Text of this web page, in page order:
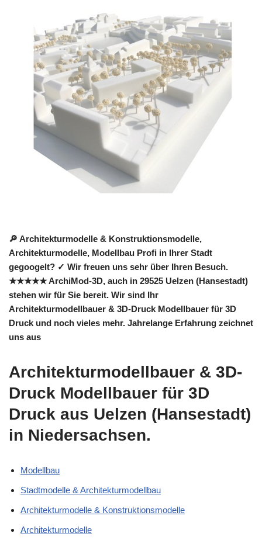
🔎 Architekturmodelle & Konstruktionsmodelle,
Architekturmodelle, Modellbau Profi in Ihrer Stadt
gegoogelt? ✓ Wir freuen uns sehr über Ihren Besuch.
★★★★★ ArchiMod-3D, auch in 29525 Uelzen (Hansestadt)
stehen wir für Sie bereit. Wir sind Ihr
Architekturmodellbauer & 3D-Druck Modellbauer für 3D
Druck und noch vieles mehr. Jahrelange Erfahrung zeichnet
uns aus
Architekturmodellbauer & 3D-
Druck Modellbauer für 3D
Druck aus Uelzen (Hansestadt)
in Niedersachsen.
Modellbau
Stadtmodelle & Architekturmodellbau
Architekturmodelle & Konstruktionsmodelle
Architekturmodelle